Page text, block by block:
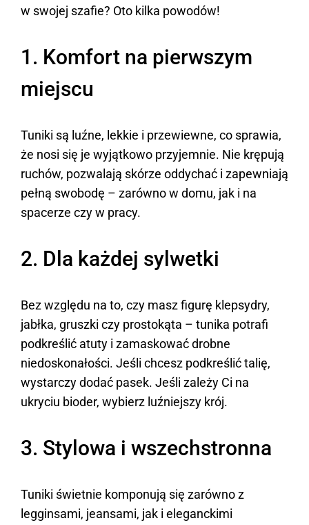
w swojej szafie? Oto kilka powodów!
1. Komfort na pierwszym
miejscu
Tuniki są luźne, lekkie i przewiewne, co sprawia,
że nosi się je wyjątkowo przyjemnie. Nie krępują
ruchów, pozwalają skórze oddychać i zapewniają
pełną swobodę – zarówno w domu, jak i na
spacerze czy w pracy.
2. Dla każdej sylwetki
Bez względu na to, czy masz figurę klepsydry,
jabłka, gruszki czy prostokąta – tunika potrafi
podkreślić atuty i zamaskować drobne
niedoskonałości. Jeśli chcesz podkreślić talię,
wystarczy dodać pasek. Jeśli zależy Ci na
ukryciu bioder, wybierz luźniejszy krój.
3. Stylowa i wszechstronna
Tuniki świetnie komponują się zarówno z
legginsami, jeansami, jak i eleganckimi